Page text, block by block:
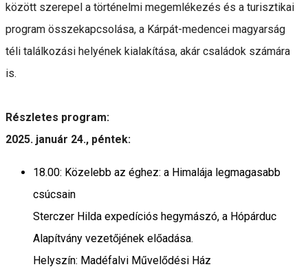
között szerepel a történelmi megemlékezés és a turisztikai
program összekapcsolása, a Kárpát-medencei magyarság
téli találkozási helyének kialakítása, akár családok számára
is.
Részletes program:
2025. január 24., péntek:
18.00: Közelebb az éghez: a Himalája legmagasabb
csúcsain
Sterczer Hilda expedíciós hegymászó, a Hópárduc
Alapítvány vezetőjének előadása.
Helyszín: Madéfalvi Művelődési Ház